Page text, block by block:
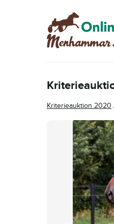
Hoppa
till
navigering
Hoppa
till
innehåll
Kriterieauktion 2020